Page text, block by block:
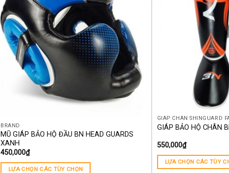
BRAND
MŨ GIÁP BẢO HỘ ĐẦU BN HEAD GUARDS
XANH
450,000₫
LỰA CHỌN CÁC TÙY CHỌN
GIÁP BẢO HỘ CHÂN
550,000₫
LỰA CHỌN CÁC TÙY